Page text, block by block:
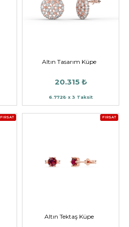
Altın Tasarım Küpe
20.315 ₺
6.772₺ x 3 Taksit
FIRSAT FIRSAT
Altın Tektaş Küpe